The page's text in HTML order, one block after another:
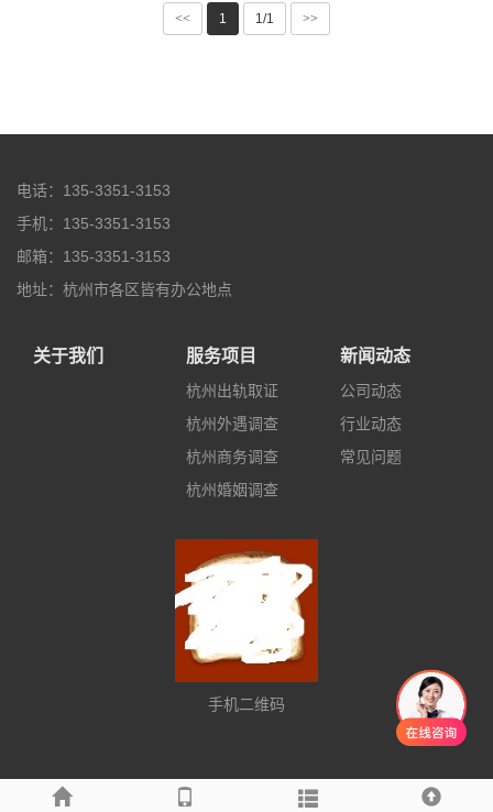
<< 1 1/1 >>
电话：135-3351-3153
手机：135-3351-3153
邮箱：135-3351-3153
地址：杭州市各区皆有办公地点
关于我们 服务项目
杭州出轨取证
杭州外遇调查
杭州商务调查
杭州婚姻调查
新闻动态
公司动态
行业动态
常见问题
手机二维码